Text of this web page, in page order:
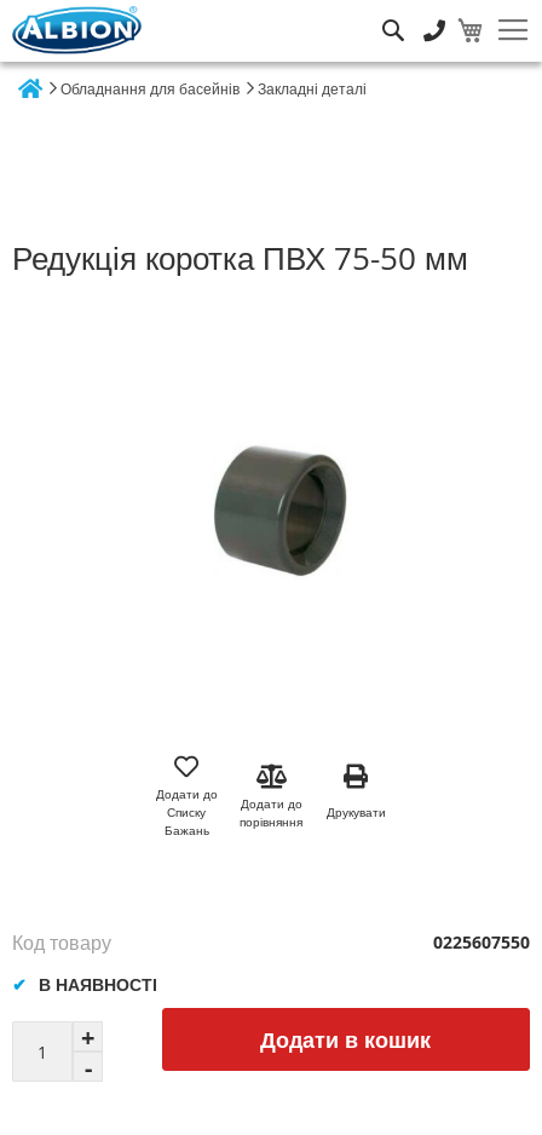
Обладнання для басейнів Закладні деталі
Редукція коротка ПВХ 75-50 мм
Додати до
Списку
Бажань
Додати до
порівняння
Друкувати
Додати в кошик
В НАЯВНОСТІ
Код товару 0225607550